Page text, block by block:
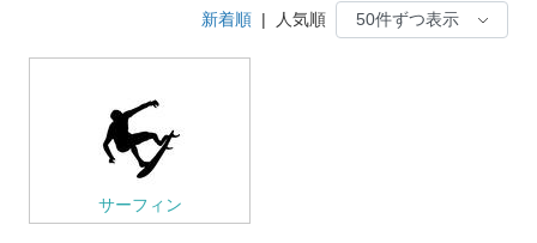
新着順 | 人気順
サーフィン